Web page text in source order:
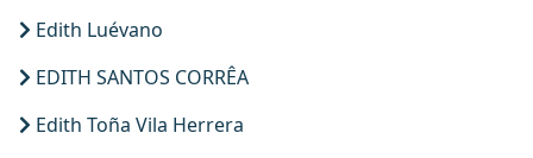
Edith Luévano
EDITH SANTOS CORRÊA
Edith Toña Vila Herrera